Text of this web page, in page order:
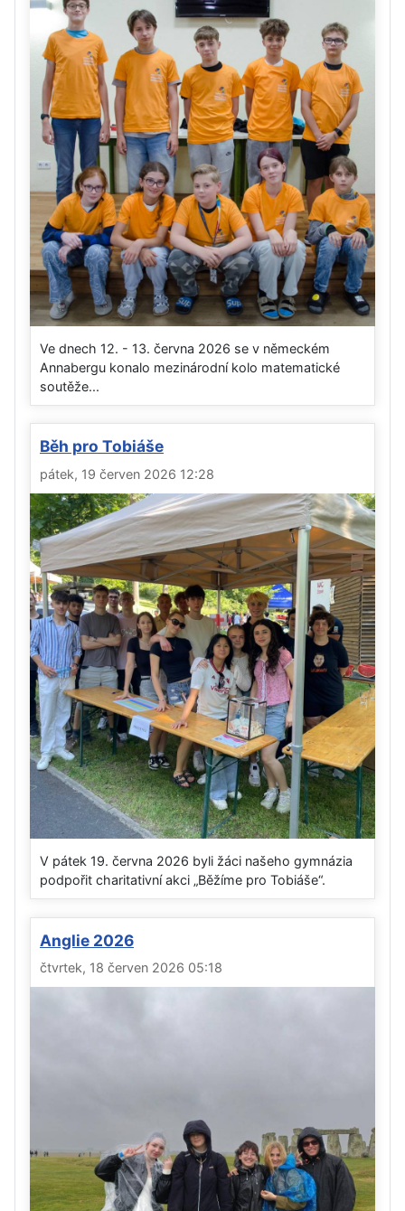
Ve dnech 12. - 13. června 2026 se v německém
Annabergu konalo mezinárodní kolo matematické
soutěže...
Běh pro Tobiáše
pátek, 19 červen 2026 12:28
V pátek 19. června 2026 byli žáci našeho gymnázia
podpořit charitativní akci „Běžíme pro Tobiáše“.
Anglie 2026
čtvrtek, 18 červen 2026 05:18